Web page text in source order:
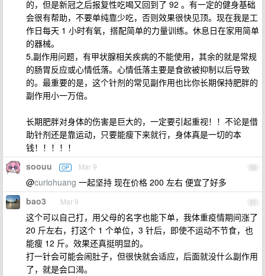
的，但是新冠之后报复性吃喝又回到了 92 。有一定的健身基础
会很有帮助，不要单纯靠少吃，否则效果很快见顶。现在我是工
作日每天 1 小时有氧，搭配简单的力量训练。休息日在家用简单
的器械。
5,副作用问题，有甲状腺相关疾病的不能使用，其余的就是常规
的肠胃反应或心情低落。心情低落主要是食欲被抑制以后导致
的。最重要的是，这个针剂的常见副作用也比你长期保持肥胖的
副作用小一万倍。
长期肥胖对身体的伤害是巨大的，一定要引起重视！！不论是借
助针剂还是靠运动，只要能瘦下来就行，身体真是一切的本
钱！！！！！
50
soouu OP Mar 9
@curiohuang 一起坚持 现在价格 200 左右 便宜了好多
51
bao3 Mar 9
这个可以自己打，用父母的名字也能下单，我体重疫情期间涨了
20 斤左右，打这个 1 个单位，3 针后，即使不运动不节食，也
能瘦 12 斤。效果还真挺明显的。
打一针会可能会闹肚子，但很快就会适应，后面就没什么副作用
了，就是会口渴。